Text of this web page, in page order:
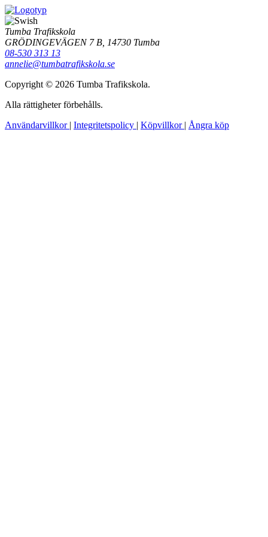
Tumba Trafikskola
GRÖDINGEVÄGEN 7 B, 14730 Tumba
08-530 313 13
annelie@tumbatrafikskola.se
Copyright © 2026 Tumba Trafikskola.
Alla rättigheter förbehålls.
Användarvillkor | Integritetspolicy | Köpvillkor | Ångra köp